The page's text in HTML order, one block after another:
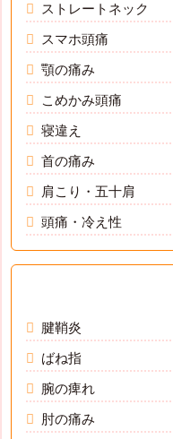
ストレートネック
スマホ頭痛
顎の痛み
こめかみ頭痛
寝違え
首の痛み
肩こり・五十肩
頭痛・冷え性
腱鞘炎
ばね指
腕の痺れ
肘の痛み